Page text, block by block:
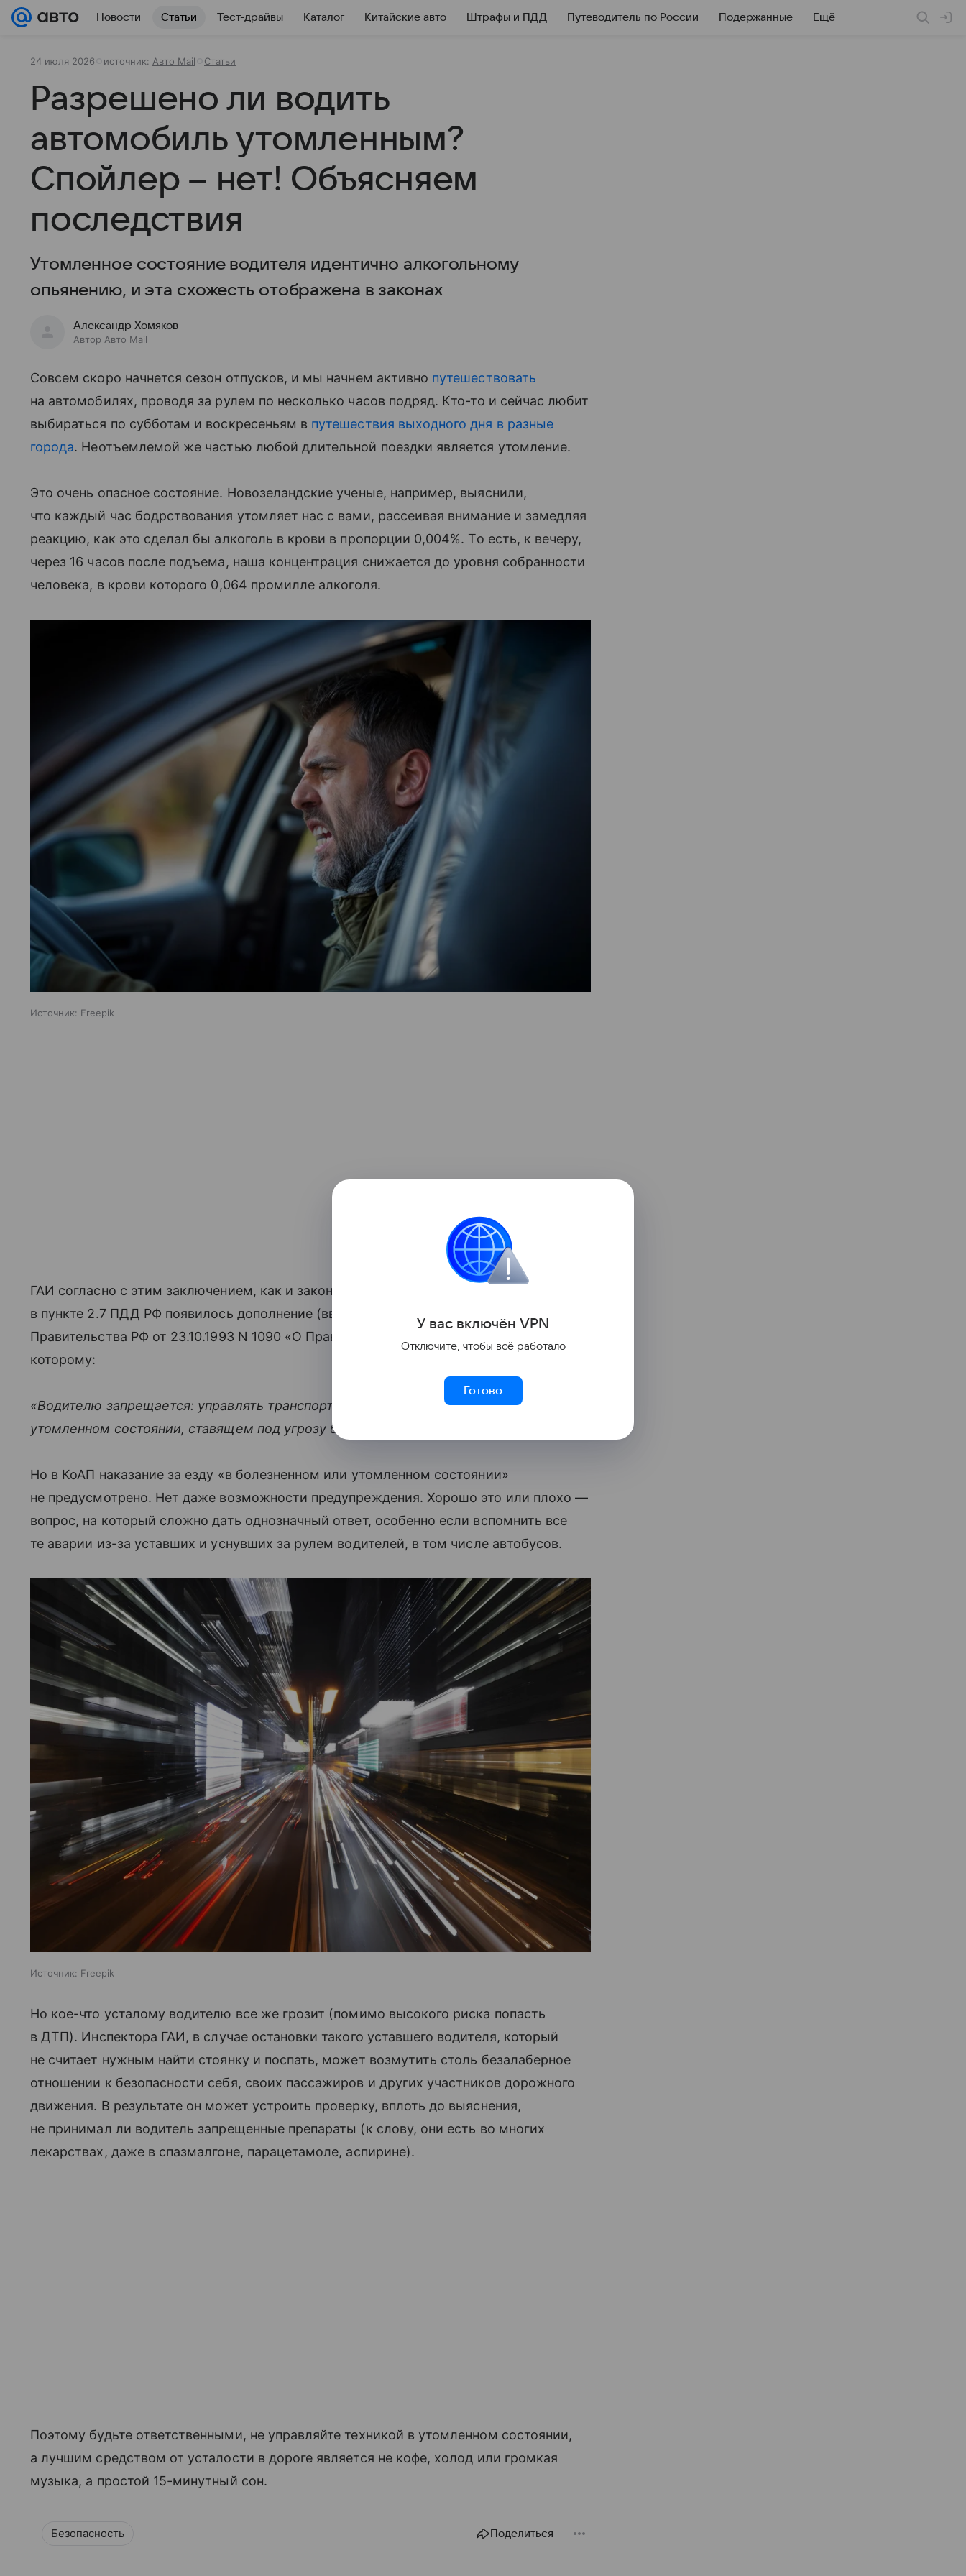
Новости Статьи Тест-драйвы Каталог Китайские авто Штрафы и ПДД Путеводитель по России Подержанные Ещё
24 июля 2026 источник: Авто Mail Статьи
Разрешено ли водить
автомобиль утомленным?
Спойлер – нет! Объясняем
последствия
Утомленное состояние водителя идентично алкогольному
опьянению, и эта схожесть отображена в законах
Александр Хомяков
Автор Авто Mail
Совсем скоро начнется сезон отпусков, и мы начнем активно путешествовать
на автомобилях, проводя за рулем по несколько часов подряд. Кто-то и сейчас любит
выбираться по субботам и воскресеньям в путешествия выходного дня в разные
города. Неотъемлемой же частью любой длительной поездки является утомление.
Это очень опасное состояние. Новозеландские ученые, например, выяснили,
что каждый час бодрствования утомляет нас с вами, рассеивая внимание и замедляя
реакцию, как это сделал бы алкоголь в крови в пропорции 0,004%. То есть, к вечеру,
через 16 часов после подъема, наша концентрация снижается до уровня собранности
человека, в крови которого 0,064 промилле алкоголя.
Источник: Freepik
ГАИ согласно с этим заключением, как и законодатели — 23 октября 1993 года
в пункте 2.7 ПДД РФ появилось дополнение (введено Постановлением
Правительства РФ от 23.10.1993 N 1090 «О Правилах дорожного движения»), согласно
которому:
«Водителю запрещается: управлять транспортным средством … в болезненном или
утомленном состоянии, ставящем под угрозу безопасность движения».
Но в КоАП наказание за езду «в болезненном или утомленном состоянии»
не предусмотрено. Нет даже возможности предупреждения. Хорошо это или плохо —
вопрос, на который сложно дать однозначный ответ, особенно если вспомнить все
те аварии из-за уставших и уснувших за рулем водителей, в том числе автобусов.
Источник: Freepik
Но кое-что усталому водителю все же грозит (помимо высокого риска попасть
в ДТП). Инспектора ГАИ, в случае остановки такого уставшего водителя, который
не считает нужным найти стоянку и поспать, может возмутить столь безалаберное
отношении к безопасности себя, своих пассажиров и других участников дорожного
движения. В результате он может устроить проверку, вплоть до выяснения,
не принимал ли водитель запрещенные препараты (к слову, они есть во многих
лекарствах, даже в спазмалгоне, парацетамоле, аспирине).
Поэтому будьте ответственными, не управляйте техникой в утомленном состоянии,
а лучшим средством от усталости в дороге является не кофе, холод или громкая
музыка, а простой 15-минутный сон.
Безопасность Поделиться
У вас включён VPN
Отключите, чтобы всё работало
Готово